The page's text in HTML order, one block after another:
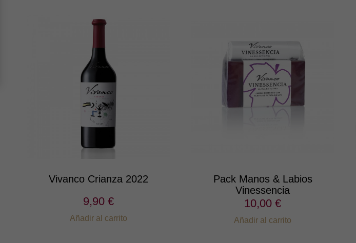
Vivanco Crianza 2022
9,90 €
Añadir al carrito
Pack Manos & Labios
Vinessencia
10,00 €
Añadir al carrito